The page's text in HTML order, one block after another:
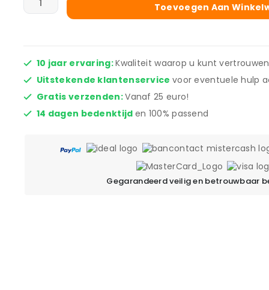
Toevoegen Aan
10 jaar ervaring:Kwaliteit waarop u kunt
Uitstekende klantenservice voor eventuele hulp
Gratis verzenden:Vanaf 25 euro!
14 dagen bedenktijd en 100% passend
Gegarandeerd veilig en betrouwbaar